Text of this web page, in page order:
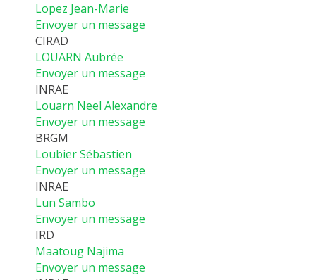
Lopez Jean-Marie
Envoyer un message
CIRAD
LOUARN Aubrée
Envoyer un message
INRAE
Louarn Neel Alexandre
Envoyer un message
BRGM
Loubier Sébastien
Envoyer un message
INRAE
Lun Sambo
Envoyer un message
IRD
Maatoug Najima
Envoyer un message